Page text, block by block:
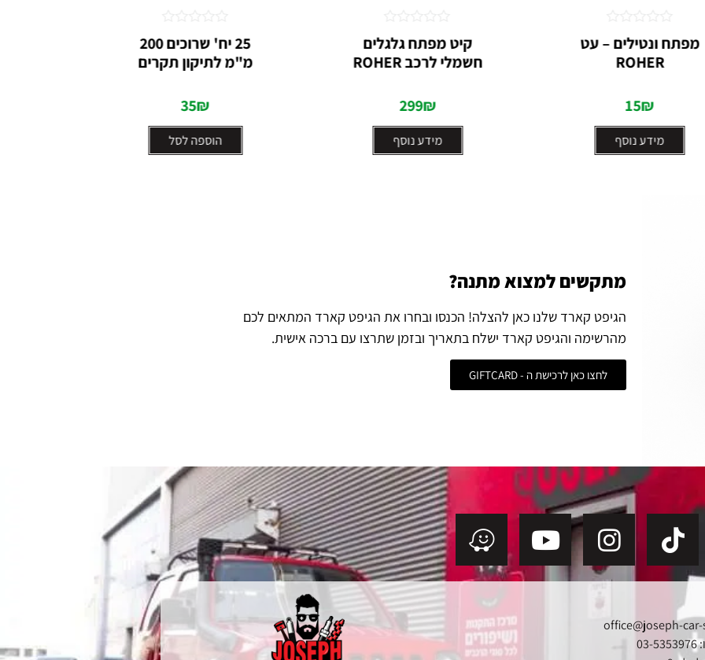
מפתח ונטילים – עט
ROHER
15₪
מידע נוסף
0
קיט מפתח גלגלים
חשמלי לרכב ROHER
299₪
מידע נוסף
דורג
0
מתוך
25 יח' שרוכים 200
מ"מ לתיקון תקרים
35₪
הוספה לסל
0
מתוך
5
מתקשים למצוא מתנה?
הגיפט קארד שלנו כאן להצלה! הכנסו ובחרו את הגיפט קארד המתאים לכם
מהרשימה והגיפט קארד ישלח בתאריך ובזמן שתרצו עם ברכה אישית.
לחצו כאן לרכישת ה - GIFTCARD
office@joseph-